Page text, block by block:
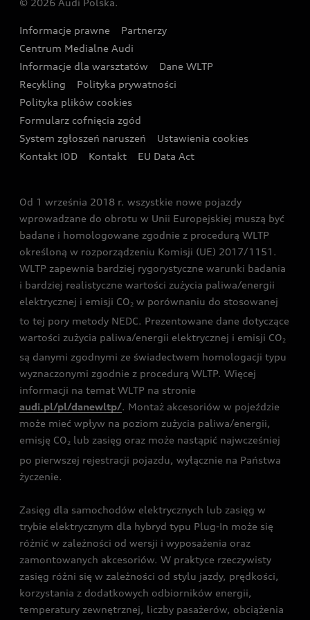
Wyszukaj najbliższego Partnera Audi
Oferta dla przedsiębiorców
Oferta dla klientów prywatnych
Kalkulator rat
Ubezpieczenie
Audi exclusive
Zasięg
Gwarancja
Akcje serwisowe Audi
Katalog online akcesoriów
Audi i Muzeum Sztuki Nowoczesnej w Warszawie
Audi driving experience
Audi quattro Cup
Audi i Puchar Świata w Skokach Narciarskich w
Zakopanem
© 2026 Audi Polska.
Informacje prawne
Partnerzy
Centrum Medialne Audi
Informacje dla warsztatów
Dane WLTP
Recykling
Polityka prywatności
Polityka plików cookies
Formularz cofnięcia zgód
System zgłoszeń naruszeń
Ustawienia cookies
Kontakt IOD
Kontakt EU Data Act
Od 1 września 2018 r. wszystkie nowe pojazdy
wprowadzane do obrotu w Unii Europejskiej muszą być
badane i homologowane zgodnie z procedurą WLTP
określoną w rozporządzeniu Komisji (UE) 2017/1151.
WLTP zapewnia bardziej rygorystyczne warunki badania
i bardziej realistyczne wartości zużycia paliwa/energii
elektrycznej i emisji CO2 w porównaniu do stosowanej
to tej pory metody NEDC. Prezentowane dane dotyczące
wartości zużycia paliwa/energii elektrycznej i emisji CO2
są danymi zgodnymi ze świadectwem homologacji typu
wyznaczonymi zgodnie z procedurą WLTP. Więcej
informacji na temat WLTP na stronie
audi.pl/pl/danewltp/. Montaż akcesoriów w pojeździe
może mieć wpływ na poziom zużycia paliwa/energii,
emisję CO2 lub zasięg oraz może nastąpić najwcześniej
po pierwszej rejestracji pojazdu, wyłącznie na Państwa
życzenie.
Zasięg dla samochodów elektrycznych lub zasięg w
trybie elektrycznym dla hybryd typu Plug-In może się
różnić w zależności od wersji i wyposażenia oraz
zamontowanych akcesoriów. W praktyce rzeczywisty
zasięg różni się w zależności od stylu jazdy, prędkości,
korzystania z dodatkowych odbiorników energii,
temperatury zewnętrznej, liczby pasażerów, obciążenia